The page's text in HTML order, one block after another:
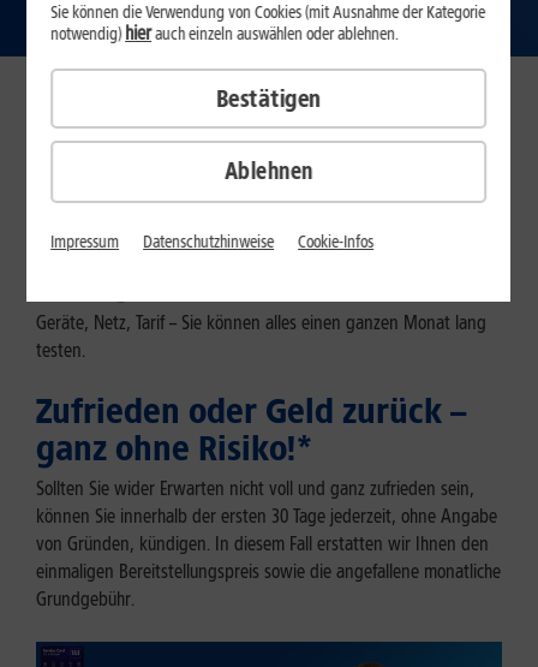
Neben Top-Qualität und günstigen Preisen bietet Ihnen 1&1
zusätzlich exzellente Service-Leistungen, die es so nur bei uns gibt
– mit der 1&1 Service Card DSL & Glasfaser.
Geräte, Netz, Tarif – Sie können alles einen ganzen Monat lang
testen.
Zufrieden oder Geld zurück –
ganz ohne Risiko!*
Sollten Sie wider Erwarten nicht voll und ganz zufrieden sein,
können Sie innerhalb der ersten 30 Tage jederzeit, ohne Angabe
von Gründen, kündigen. In diesem Fall erstatten wir Ihnen den
einmaligen Bereitstellungspreis sowie die angefallene monatliche
Grundgebühr.
Ablehnen
Sie können die Verwendung von Cookies (mit Ausnahme der Kategorie
notwendig)hierauch einzeln auswählen oder ablehnen.
Bestätigen
Impressum Datenschutzhinweise Cookie-Infos